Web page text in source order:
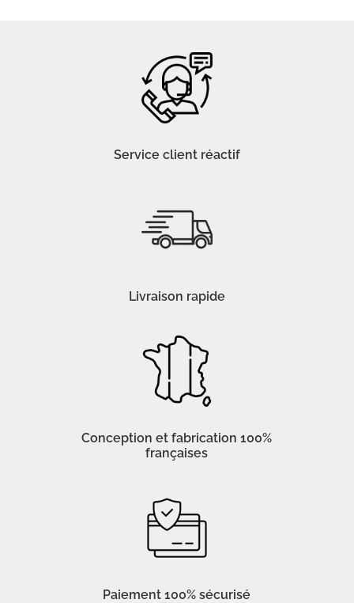
Service client réactif
Livraison rapide
Conception et fabrication 100%
françaises
Paiement 100% sécurisé